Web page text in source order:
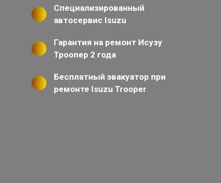
Специализированный
автосервис Isuzu
Гарантия на ремонт Исузу
Троопер 2 года
Бесплатный эвакуатор при
ремонте Isuzu Trooper